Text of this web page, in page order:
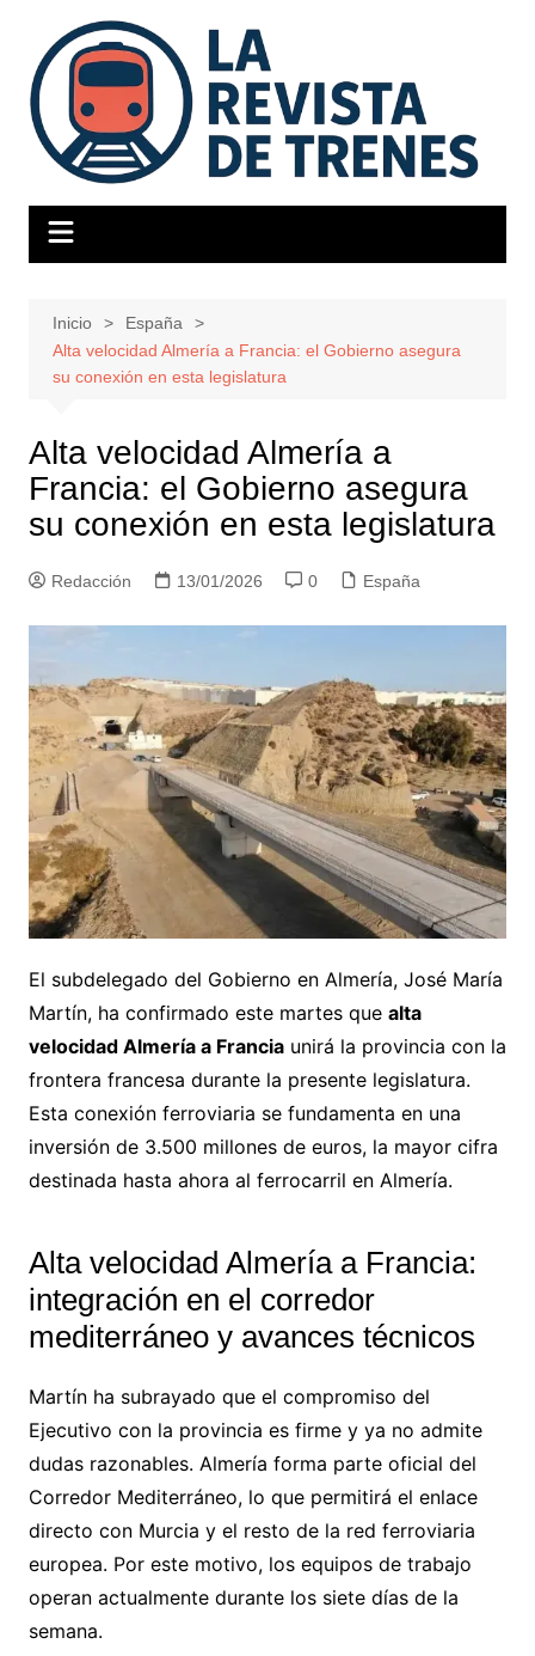
contenido
Inicio
España
Alta velocidad Almería a Francia: el Gobierno asegura
su conexión en esta legislatura
Alta velocidad Almería a
Francia: el Gobierno asegura
su conexión en esta legislatura
Redacción 13/01/2026 0 España
El subdelegado del Gobierno en Almería, José María
Martín, ha confirmado este martes que alta
velocidad Almería a Franciaunirá la provincia con la
frontera francesa durante la presente legislatura.
Esta conexión ferroviaria se fundamenta en una
inversión de 3.500 millones de euros, la mayor cifra
destinada hasta ahora al ferrocarril en Almería.
Alta velocidad Almería a Francia:
integración en el corredor
mediterráneo y avances técnicos
Martín ha subrayado que el compromiso del
Ejecutivo con la provincia es firme y ya no admite
dudas razonables. Almería forma parte oficial del
Corredor Mediterráneo, lo que permitirá el enlace
directo con Murcia y el resto de la red ferroviaria
europea. Por este motivo, los equipos de trabajo
operan actualmente durante los siete días de la
semana.